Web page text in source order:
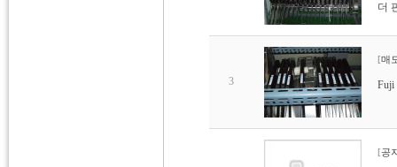
더
3
[매
Fuji
[공